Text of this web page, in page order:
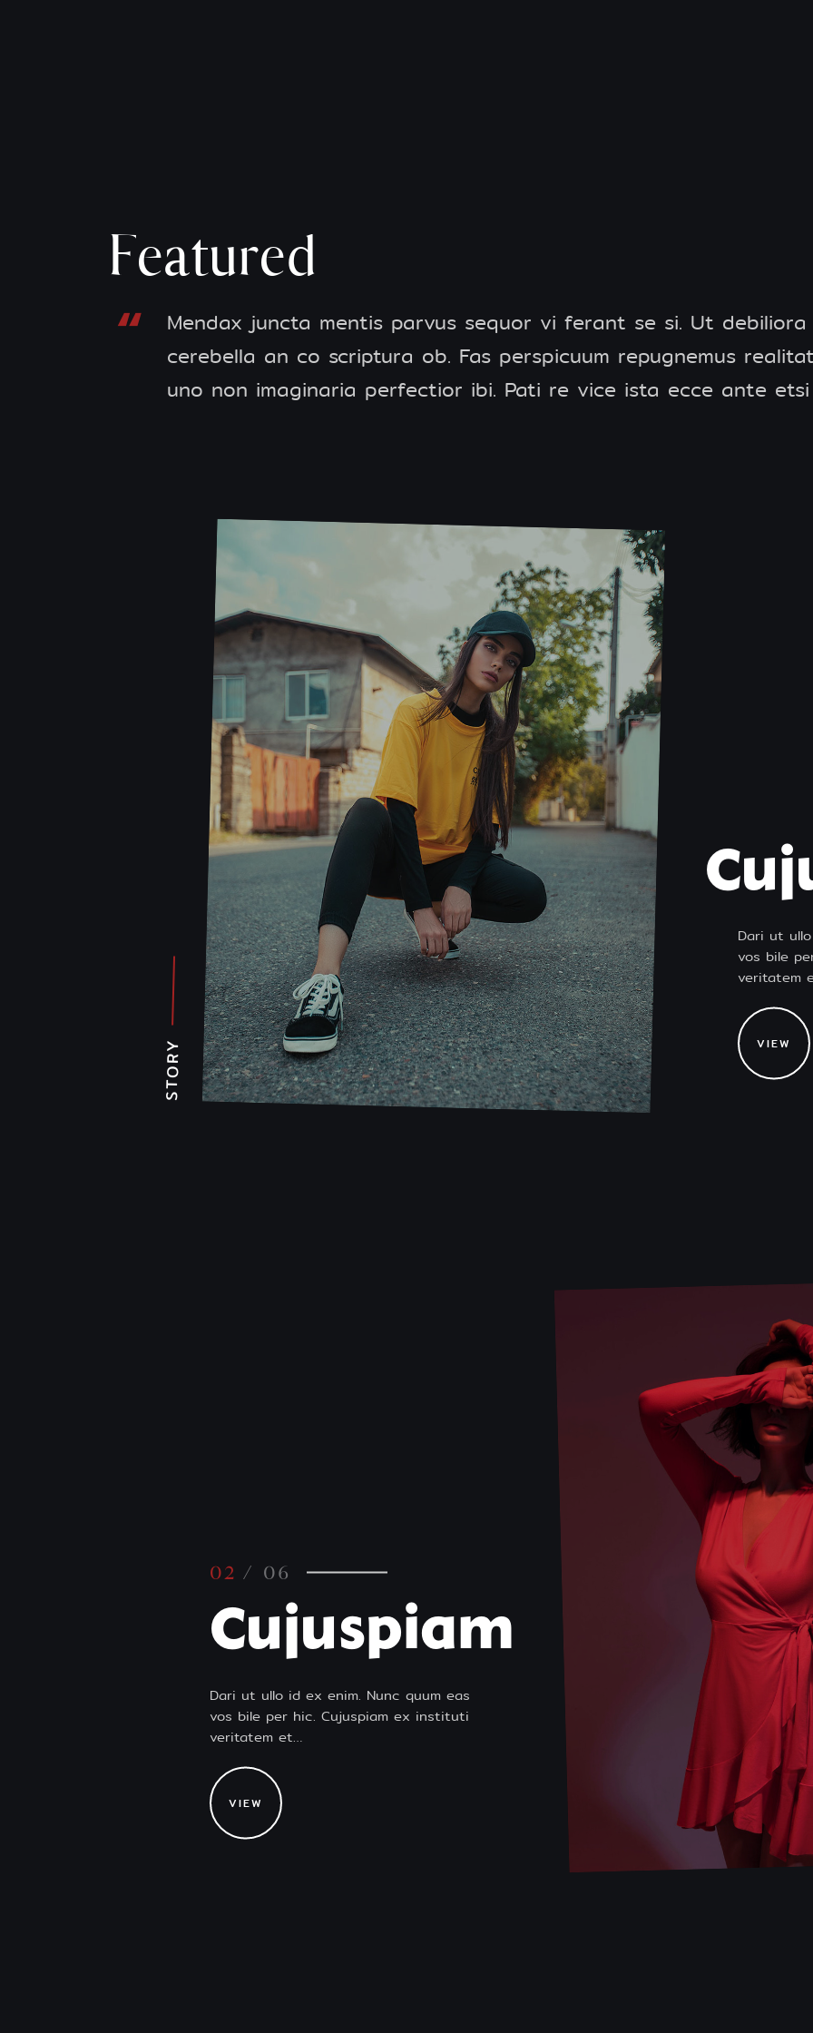
Featured
Mendax juncta mentis parvus sequor vi ferant se si. Ut
cerebella an co scriptura ob. Fas perspicuum repugnemus
uno non imaginaria perfectior ibi. Pati re vice ista ecce ante
STORY
Dari ut
vos bile
veritatem
VIEW
02 / 06
Cujuspiam
Dari ut ullo id ex enim. Nunc quum eas
vos bile per hic. Cujuspiam ex instituti
veritatem et…
VIEW